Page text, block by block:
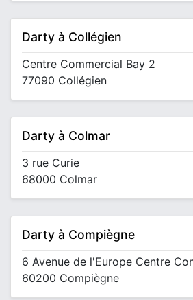
Darty à Collégien
Centre Commercial Bay 2
77090 Collégien
Darty à Colmar
3 rue Curie
68000 Colmar
Darty à Compiègne
6 Avenue de l'Europe Centre
60200 Compiègne